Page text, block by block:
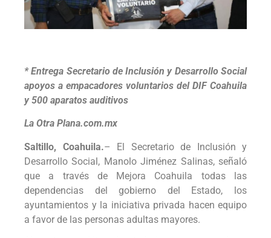
* Entrega Secretario de Inclusión y Desarrollo Social
apoyos a empacadores voluntarios del DIF Coahuila
y 500 aparatos auditivos
La Otra Plana.com.mx
Saltillo, Coahuila.– El Secretario de Inclusión y
Desarrollo Social, Manolo Jiménez Salinas, señaló
que a través de Mejora Coahuila todas las
dependencias del gobierno del Estado, los
ayuntamientos y la iniciativa privada hacen equipo
a favor de las personas adultas mayores.